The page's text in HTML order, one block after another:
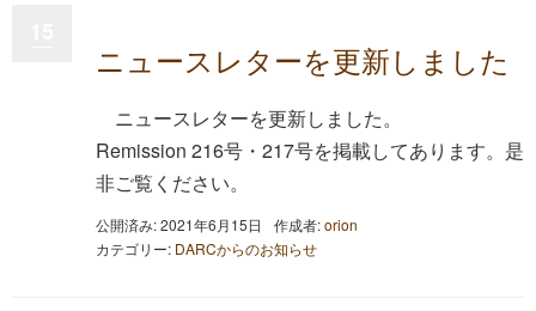
ニュースレターを更新しました
ニュースレターを更新しました。
Remission 216号・217号を掲載してあります。是
非ご覧ください。
公開済み: 2021年6月15日 作成者:orion
カテゴリー: DARCからのお知らせ